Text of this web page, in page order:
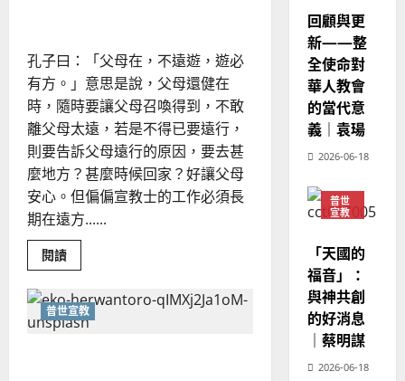
與
經
濟
｜
曾
錫
華
孔子曰：「父母在，不遠遊，遊必
有方。」意思是說，父母還健在
時，隨時要讓父母召喚得到，不敢
離父母太遠，若是不得已要遠行，
則要告訴父母遠行的原因，要去甚
麼地方？甚麼時候回家？好讓父母
安心。但偏偏宣教士的工作必須長
期在遠方......
閱讀Read
more
前
方
作
戰，
普世宣教
2025-
02-
20
回顧與更
新——整
全使命對
華人教會
的當代意
義｜袁瑒
2026-06-18
普世
宣教
「天國的
福音」：
與神共創
的好消息
｜蔡明謀
2026-06-18